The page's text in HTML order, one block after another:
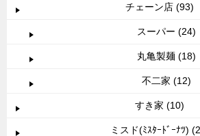
チェーン店 (93)
スーパー (24)
丸亀製麺 (18)
不二家 (12)
すき家 (10)
ミスド(ﾐｽﾀｰﾄﾞｰﾅﾂ)